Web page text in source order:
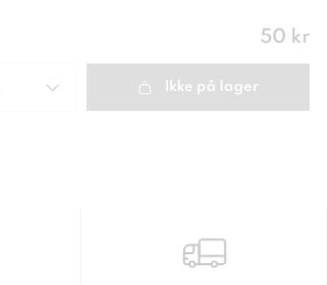
Pris:
50 kr
Ikke på lager